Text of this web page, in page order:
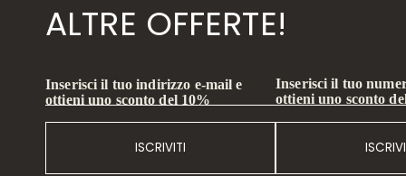
ALTRE OFFERTE!
Inserisci il tuo indirizzo e-mail e
ottieni uno sconto del 10%
ISCRIVITI
Inserisci il tuo
ottieni uno sconto